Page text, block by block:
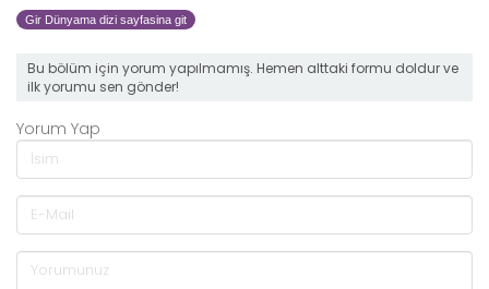
Gir Dünyama dizi sayfasina git
Bu bölüm için yorum yapılmamış. Hemen alttaki formu doldur ve
ilk yorumu sen gönder!
Yorum Yap